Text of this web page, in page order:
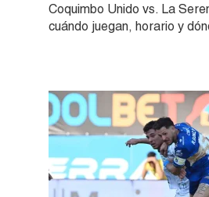
Coquimbo Unido vs. La
cuándo juegan, horario y